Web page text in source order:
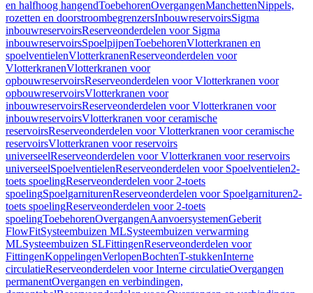
en halfhoog hangendToebehorenOvergangenManchettenNippels,
rozetten en doorstroombegrenzersInbouwreservoirsSigma
inbouwreservoirsReserveonderdelen voor Sigma
inbouwreservoirsSpoelpijpenToebehorenVlotterkranen en
spoelventielenVlotterkranenReserveonderdelen voor
VlotterkranenVlotterkranen voor
opbouwreservoirsReserveonderdelen voor Vlotterkranen voor
opbouwreservoirsVlotterkranen voor
inbouwreservoirsReserveonderdelen voor Vlotterkranen voor
inbouwreservoirsVlotterkranen voor ceramische
reservoirsReserveonderdelen voor Vlotterkranen voor ceramische
reservoirsVlotterkranen voor reservoirs
universeelReserveonderdelen voor Vlotterkranen voor reservoirs
universeelSpoelventielenReserveonderdelen voor Spoelventielen2-
toets spoelingReserveonderdelen voor 2-toets
spoelingSpoelgarniturenReserveonderdelen voor Spoelgarnituren2-
toets spoelingReserveonderdelen voor 2-toets
spoelingToebehorenOvergangenAanvoersystemenGeberit
FlowFitSysteembuizen MLSysteembuizen verwarming
MLSysteembuizen SLFittingenReserveonderdelen voor
FittingenKoppelingenVerlopenBochtenT-stukkenInterne
circulatieReserveonderdelen voor Interne circulatieOvergangen
permanentOvergangen en verbindingen,